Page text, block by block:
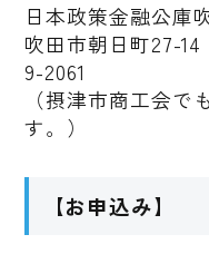
日本政策金融公庫
吹田市朝日町27-
9-2061
（摂津市商工会で
す。）
【お申込み】